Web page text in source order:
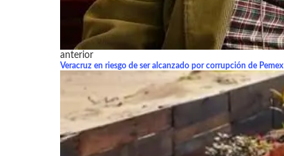
anterior
Veracruz en riesgo de ser alcanzado por corrupción de Pemex